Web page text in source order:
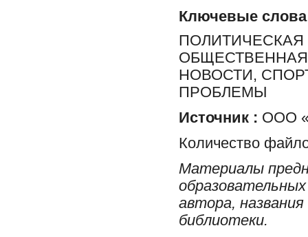
Ключевые слова
НОВОСТИ,
ПРОБЛЕМЫ
Источник : ООО
Количество
Материалы
автора,
библиотеки.